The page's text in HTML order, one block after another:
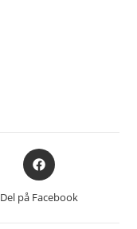
Åpnes
i
et
nytt
Del på Facebook